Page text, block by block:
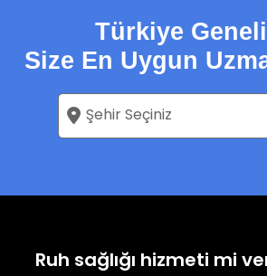
Türkiye
Size En Uygun
Ruh sağlığı hizmeti mi